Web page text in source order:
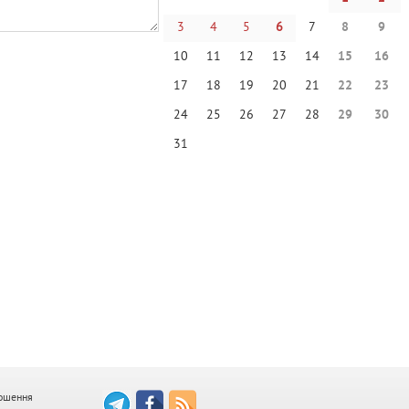
3
4 5 6 7 8
9
10
11 12 13 14 15
16
17
18 19 20 21 22
23
24
25 26 27 28 29
30
31